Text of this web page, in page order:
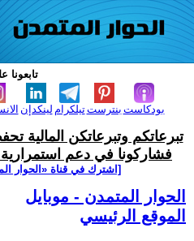
تابعونا
لينكدإن تيلكرامبنترست بودكاست
تبرعاتكم وتبرعاتكن المالية
فشاركونا في دعم استمرارية
[اشترك في قناة ‫«الحوار
الحوار المتمدن - موبايل
الموقع الرئيسي